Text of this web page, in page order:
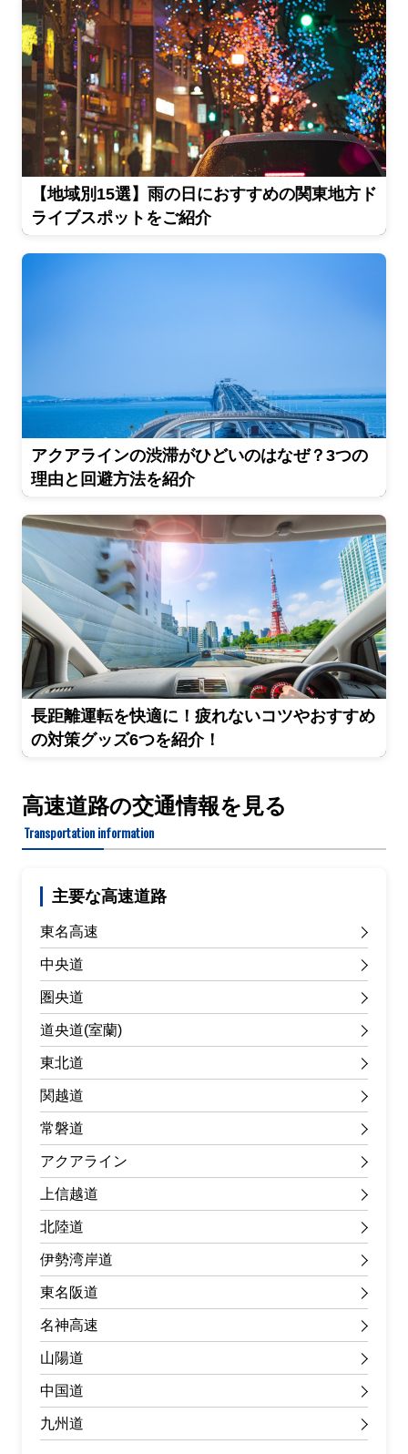
【地域別15選】雨の日におすすめの関東地方ド
ライブスポットをご紹介
アクアラインの渋滞がひどいのはなぜ？3つの
理由と回避方法を紹介
長距離運転を快適に！疲れないコツやおすすめ
の対策グッズ6つを紹介！
高速道路の交通情報を見る
Transportation information
主要な高速道路
東名高速
中央道
圏央道
道央道(室蘭)
東北道
関越道
常磐道
アクアライン
上信越道
北陸道
伊勢湾岸道
東名阪道
名神高速
山陽道
中国道
九州道